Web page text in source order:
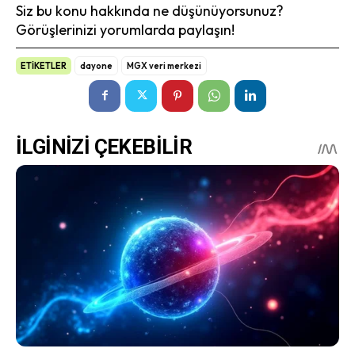
Siz bu konu hakkında ne düşünüyorsunuz?
Görüşlerinizi yorumlarda paylaşın!
ETİKETLER dayone MGX veri merkezi